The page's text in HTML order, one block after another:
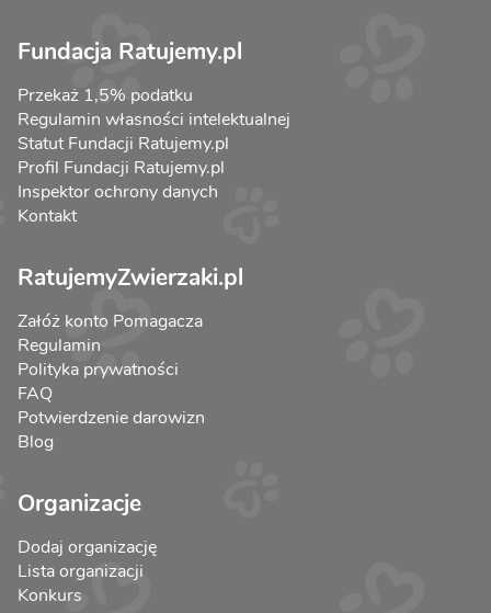
Fundacja Ratujemy.pl
Przekaż 1,5% podatku
Regulamin własności intelektualnej
Statut Fundacji Ratujemy.pl
Profil Fundacji Ratujemy.pl
Inspektor ochrony danych
Kontakt
RatujemyZwierzaki.pl
Załóż konto Pomagacza
Regulamin
Polityka prywatności
FAQ
Potwierdzenie darowizn
Blog
Organizacje
Dodaj organizację
Lista organizacji
Konkurs